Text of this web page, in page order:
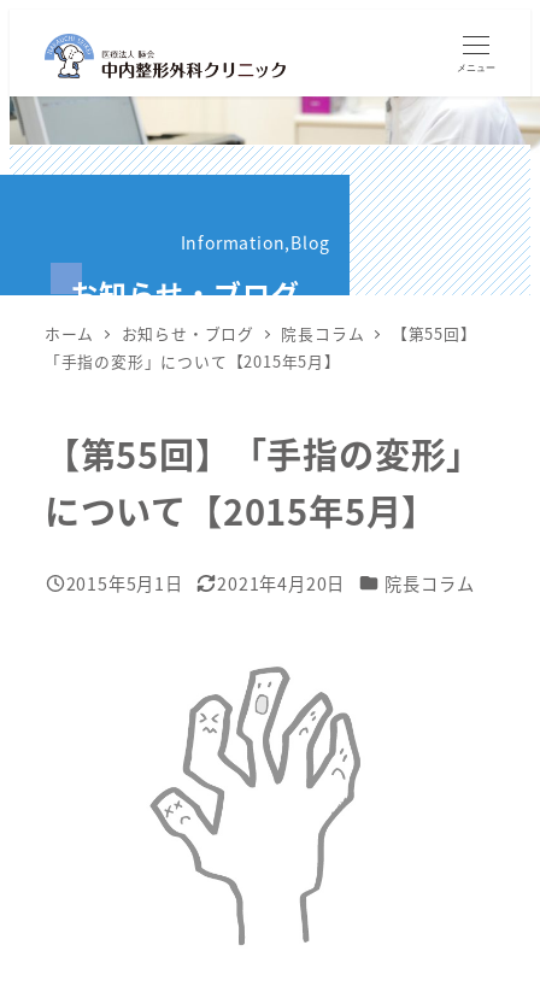
ン
コ
ン
へ
メニュー
Information,Blog
お知らせ・ブログ
ホーム お知らせ・ブログ 院長コラム
【第55回】
「手指の変形」について【2015年5月】
【第55回】「手指の変形」
について【2015年5月】
投稿日
2015年5月1日
更新日
2021年4月20日 カテゴリー
院長コラム